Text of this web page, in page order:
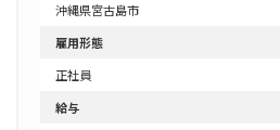
沖縄県宮古島市
雇用形態
正社員
給与